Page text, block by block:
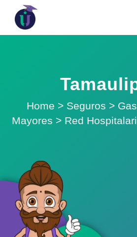
Home > Seguros >
Mayores > Red